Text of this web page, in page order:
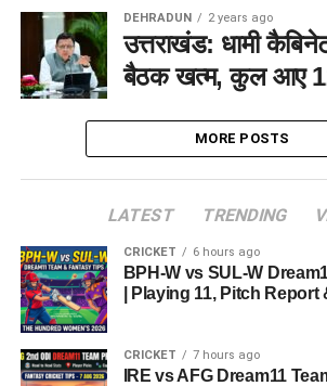
DEHRADUN 2 years ago
उत्तराखंड: धामी
बैठक खत्म, कुल आए
MORE POSTS
LATEST TRENDING
CRICKET 6 hours ago
BPH-W vs SUL-W
| Playing 11, Pitch
CRICKET 7 hours ago
IRE vs AFG Dream11